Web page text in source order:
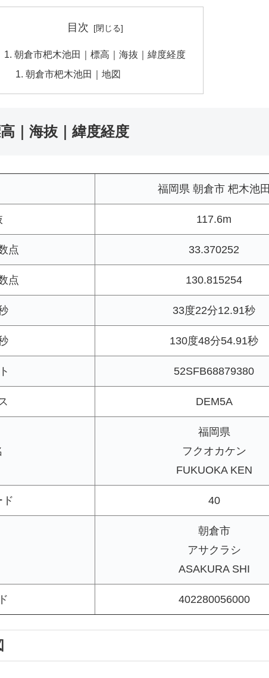
目次
朝倉市杷木池田｜標高｜海抜｜緯度経度
朝倉市杷木池田｜地図
｜海抜｜緯度経度
福岡県 朝倉市 杷木池田
117.6m
点 33.370252
点 130.815254
33度22分12.91秒
130度48分54.91秒
52SFB68879380
DEM5A
福岡県
フクオカケン
FUKUOKA KEN
40
朝倉市
アサクラシ
ASAKURA SHI
402280056000